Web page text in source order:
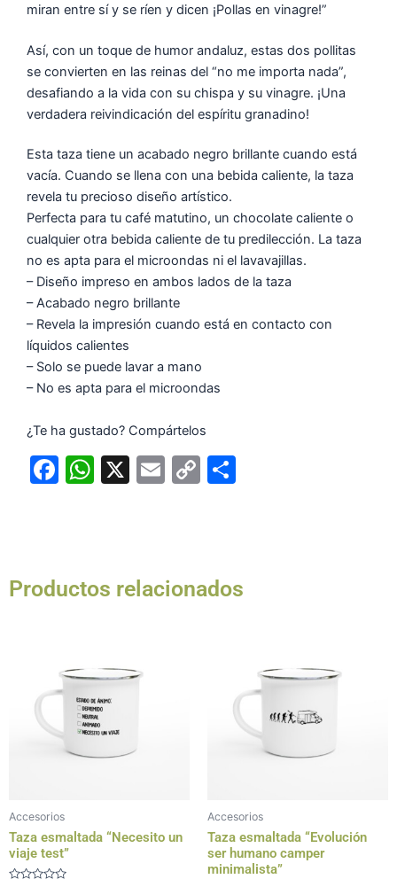
miran entre sí y se ríen y dicen ¡Pollas en vinagre!”
Así, con un toque de humor andaluz, estas dos pollitas
se convierten en las reinas del “no me importa nada”,
desafiando a la vida con su chispa y su vinagre. ¡Una
verdadera reivindicación del espíritu granadino!
Esta taza tiene un acabado negro brillante cuando está
vacía. Cuando se llena con una bebida caliente, la taza
revela tu precioso diseño artístico.
Perfecta para tu café matutino, un chocolate caliente o
cualquier otra bebida caliente de tu predilección. La taza
no es apta para el microondas ni el lavavajillas.
– Diseño impreso en ambos lados de la taza
– Acabado negro brillante
– Revela la impresión cuando está en contacto con
líquidos calientes
– Solo se puede lavar a mano
– No es apta para el microondas
¿Te ha gustado? Compártelos
F
b
k
W
A
X
E
C
Li ar
Productos relacionados
Accesorios
Taza esmaltada “Necesito un
viaje test”
Accesorios
Taza esmaltada “Evolución
ser humano camper
minimalista”